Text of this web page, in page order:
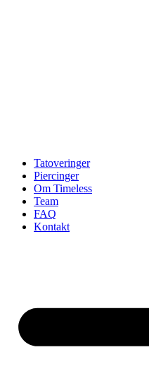
Tatoveringer
Piercinger
Om Timeless
Team
FAQ
Kontakt